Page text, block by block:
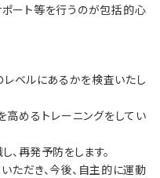
ポート等を行うのが包括的心
ベルにあるかを検査いたし
めるトレーニングをしてい
再発予防をします。
だき、今後、自主的に運動